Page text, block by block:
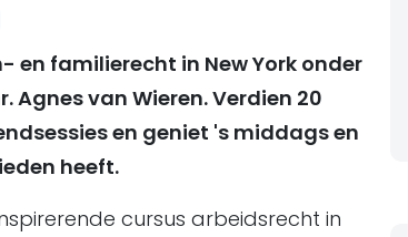
en familierecht in New York onder
Agnes van Wieren. Verdien 20
en geniet 's middags en
heeft.
cursus arbeidsrecht in